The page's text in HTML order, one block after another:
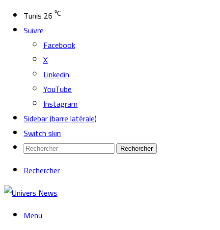
Tunis 26 ℃
Suivre
Facebook
X
Linkedin
YouTube
Instagram
Sidebar (barre latérale)
Switch skin
Rechercher
Rechercher
Menu